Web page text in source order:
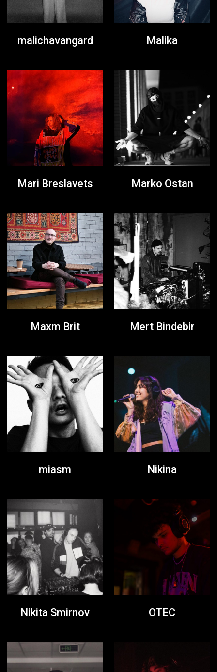
malichavangard Malika
Mari Breslavets Marko Ostan
Maxm Brit Mert Bindebir
miasm Nikina
Nikita Smirnov OTEC